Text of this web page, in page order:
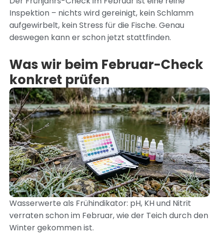
Inspektion – nichts wird gereinigt, kein Schlamm
aufgewirbelt, kein Stress für die Fische. Genau
deswegen kann er schon jetzt stattfinden.
Was wir beim Februar-Check
konkret prüfen
Wasserwerte als Frühindikator: pH, KH und Nitrit
verraten schon im Februar, wie der Teich durch den
Winter gekommen ist.